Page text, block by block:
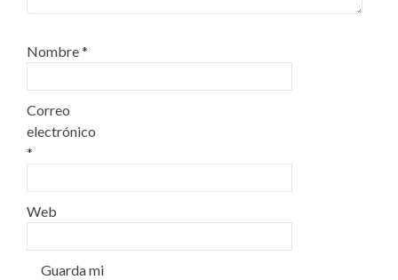
Nombre*
Correo
electrónico
*
Web
Guarda mi